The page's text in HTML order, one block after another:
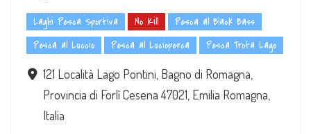
Laghi Pesca Sportiva No Kill
Pesca al Black Bass
Pesca al Luccio
Pesca al Lucioperca Pesca Trota Lago
121 Località Lago Pontini, Bagno di Romagna,
Provincia di Forlì Cesena 47021, Emilia Romagna,
Italia